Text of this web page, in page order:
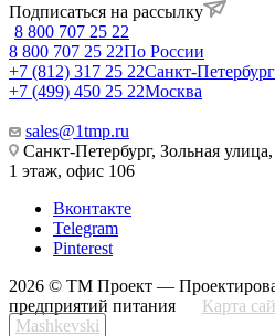
Подписаться на рассылку
8 800 707 25 22
8 800 707 25 22По России
+7 (812) 317 25 22Санкт-Петербург
+7 (499) 450 25 22Москва
sales@1tmp.ru
Санкт-Петербург, Зольная
1 этаж, офис 106
Вконтакте
Telegram
Pinterest
2026 © ТМ Проект —
предприятий питания
Карта
Mashkevski